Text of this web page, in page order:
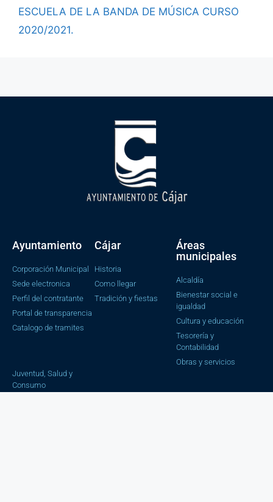
ESCUELA DE LA BANDA DE MÚSICA CURSO
2020/2021.
Ayuntamiento
Corporación Municipal
Sede electronica
Perfil del contratante
Portal de transparencia
Catalogo de tramites
Cájar
Historia
Como llegar
Tradición y fiestas
Áreas
municipales
Alcaldía
Bienestar social e
igualdad
Cultura y educación
Tesorería y
Contabilidad
Obras y servicios
Juventud, Salud y
Consumo